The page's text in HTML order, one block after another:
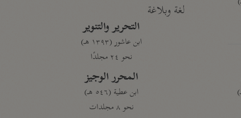
لغة وبلاغة
التحرير والتنوير
ابن عاشور (١٣٩٣ هـ)
نحو ٢٤ مجلدًا
المحرر الوجيز
ابن عطية (٥٤٦ هـ)
نحو ٨ مجلدات